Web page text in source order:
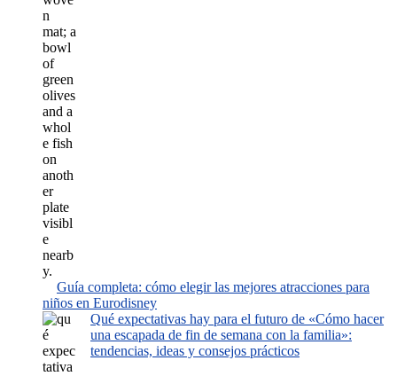
Guía completa: cómo elegir las mejores atracciones para
niños en Eurodisney
Qué expectativas hay para el futuro de «Cómo hacer
una escapada de fin de semana con la familia»:
tendencias, ideas y consejos prácticos